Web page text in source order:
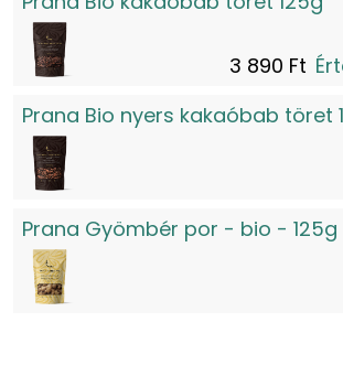
3 890 Ft
Prana Bio nyers kakaóbab töret
Prana Gyömbér por - bio - 125g